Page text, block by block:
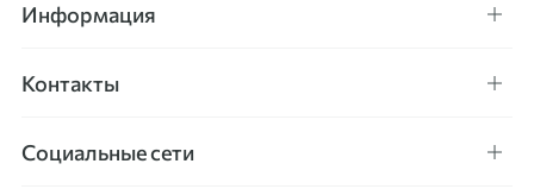
Информация
Контакты
Социальные сети